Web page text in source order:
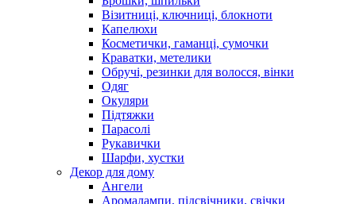
Візитниці, ключниці, блокноти
Капелюхи
Косметички, гаманці, сумочки
Краватки, метелики
Обручі, резинки для волосся, вінки
Одяг
Окуляри
Підтяжки
Парасолі
Рукавички
Шарфи, хустки
Декор для дому
Ангели
Аромалампи, підсвічники, свічки